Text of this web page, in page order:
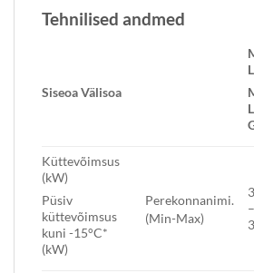
Tehnilised andmed
SiseoaVälisoa
Küttevõimsus
(kW)
Püsiv
küttevõimsus
kuni -15°C*
(kW)
Perekonnanimi.
(Min-Max)